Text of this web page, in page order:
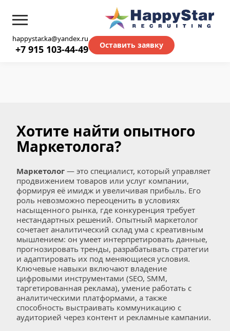
Хотите найти опытного
Маркетолога?
Маркетолог — это специалист, который управляет
продвижением товаров или услуг компании,
формируя её имидж и увеличивая прибыль. Его
роль невозможно переоценить в условиях
насыщенного рынка, где конкуренция требует
нестандартных решений. Опытный маркетолог
сочетает аналитический склад ума с креативным
мышлением: он умеет интерпретировать данные,
прогнозировать тренды, разрабатывать стратегии
и адаптировать их под меняющиеся условия.
Ключевые навыки включают владение
цифровыми инструментами (SEO, SMM,
таргетированная реклама), умение работать с
аналитическими платформами, а также
способность выстраивать коммуникацию с
happystar.ka@yandex.ru
+7 915 103-44-49 Оставить заявку